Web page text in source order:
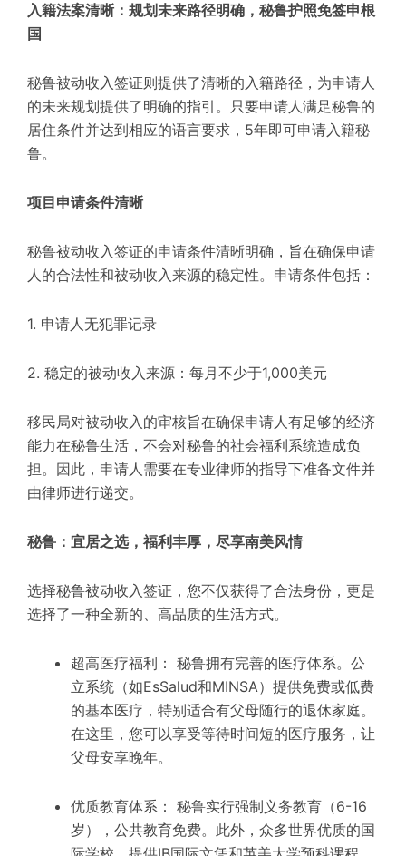
入籍法案清晰：规划未来路径明确，秘鲁护照免签申根
国
秘鲁被动收入签证则提供了清晰的入籍路径，为申请人
的未来规划提供了明确的指引。只要申请人满足秘鲁的
居住条件并达到相应的语言要求，5年即可申请入籍秘
鲁。
项目申请条件清晰
秘鲁被动收入签证的申请条件清晰明确，旨在确保申请
人的合法性和被动收入来源的稳定性。申请条件包括：
1. 申请人无犯罪记录
2. 稳定的被动收入来源：每月不少于1,000美元
移民局对被动收入的审核旨在确保申请人有足够的经济
能力在秘鲁生活，不会对秘鲁的社会福利系统造成负
担。因此，申请人需要在专业律师的指导下准备文件并
由律师进行递交。
秘鲁：宜居之选，福利丰厚，尽享南美风情
选择秘鲁被动收入签证，您不仅获得了合法身份，更是
选择了一种全新的、高品质的生活方式。
超高医疗福利： 秘鲁拥有完善的医疗体系。公
立系统（如EsSalud和MINSA）提供免费或低费
的基本医疗，特别适合有父母随行的退休家庭。
在这里，您可以享受等待时间短的医疗服务，让
父母安享晚年。
优质教育体系： 秘鲁实行强制义务教育（6-16
岁），公共教育免费。此外，众多世界优质的国